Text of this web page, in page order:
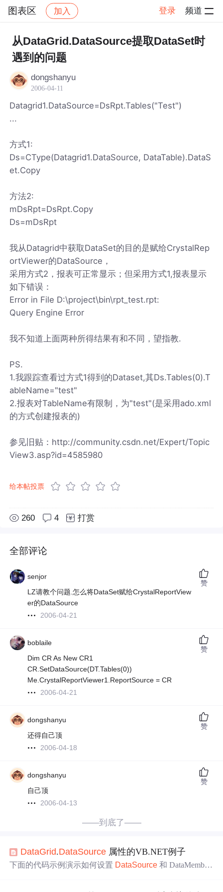
图表区 加入 登录 频道
社区 图表区
从DataGrid.DataSource提取DataSet时
遇到的问题
dongshanyu
2006-04-11
Datagrid1.DataSource=DsRpt.Tables("Test")
...
方式1:
Ds=CType(Datagrid1.DataSource, DataTable).DataS
et.Copy
方法2:
mDsRpt=DsRpt.Copy
Ds=mDsRpt
我从Datagrid中获取DataSet的目的是赋给CrystalRep
ortViewer的DataSource，
采用方式2，报表可正常显示；但采用方式1,报表显示
如下错误：
Error in File D:\project\bin\rpt_test.rpt:
Query Engine Error
我不知道上面两种所得结果有和不同，望指教.
PS.
1.我跟踪查看过方式1得到的Dataset,其Ds.Tables(0).T
ableName="test"
2.报表对TableName有限制，为"test"(是采用ado.xml
的方式创建报表的)
参见旧贴：http://community.csdn.net/Expert/Topic
View3.asp?id=4585980
给本帖投票
260 4 打赏
全部评论
senjor
LZ请教个问题.怎么将DataSet赋给CrystalReportView
er的DataSource
2006-04-21
赞
boblaile
Dim CR As New CR1
CR.SetDataSource(DT.Tables(0))
Me.CrystalReportViewer1.ReportSource = CR
2006-04-21
赞
dongshanyu
还得自己顶
2006-04-18
赞
dongshanyu
自己顶
2006-04-13
赞
——到底了——
DataGrid.DataSource 属性的VB.NET例子
下面的代码示例演示如何设置 DataSource 和 DataMember